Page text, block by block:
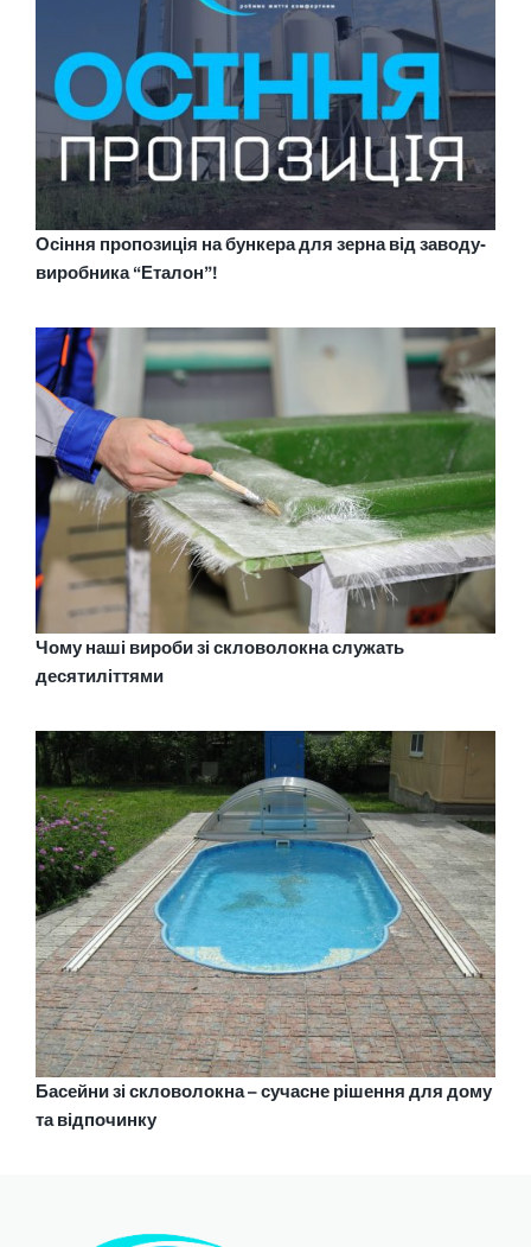
Осіння пропозиція на бункера для зерна від заводу-
виробника “Еталон”!
Чому наші вироби зі скловолокна служать
десятиліттями
Басейни зі скловолокна – сучасне рішення для дому
та відпочинку